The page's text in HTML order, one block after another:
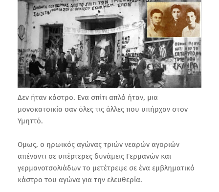
Δεν ήταν κάστρο. Ενα σπίτι απλό ήταν, μια
μονοκατοικία σαν όλες τις άλλες που υπήρχαν στον
Υμηττό.
Ομως, ο ηρωικός αγώνας τριών νεαρών αγοριών
απέναντι σε υπέρτερες δυνάμεις Γερμανών και
γερμανοτσολιάδων το μετέτρεψε σε ένα εμβληματικό
κάστρο του αγώνα για την ελευθερία.